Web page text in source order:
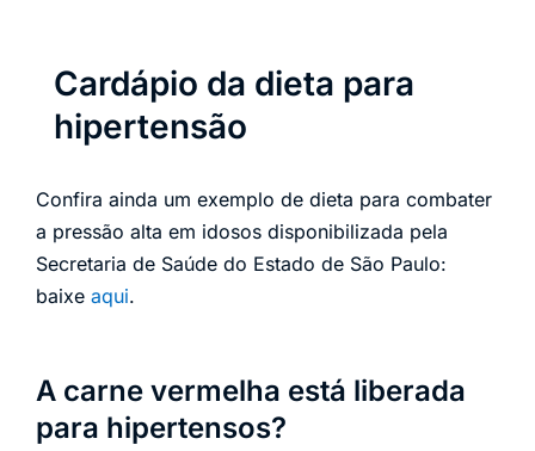
Cardápio da dieta para
hipertensão
Confira ainda um exemplo de dieta para combater
a pressão alta em idosos disponibilizada pela
Secretaria de Saúde do Estado de São Paulo:
baixe aqui.
A carne vermelha está liberada
para hipertensos?